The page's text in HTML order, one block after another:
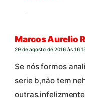
Marcos Aurelio
29 de agosto de 2016 às
Se nós formos
serie b,não tem